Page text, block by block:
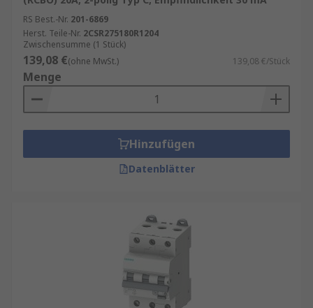
RS Best.-Nr. 201-6869
Herst. Teile-Nr. 2CSR275180R1204
Zwischensumme (1 Stück)
139,08 €(ohne MwSt.) 139,08 €/Stück
Menge
Hinzufügen
Datenblätter